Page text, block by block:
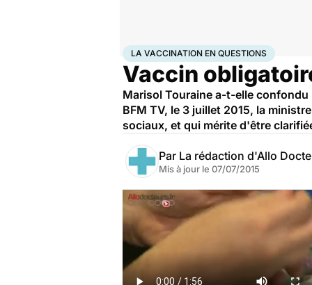
AccueilSantéLa vaccination en questions
LA VACCINATION EN QUESTIONS
Vaccin
Marisol Touraine a-t-elle
BFM TV, le 3 juillet 2015, la
sociaux, et qui mérite d'être
Par La rédaction d'Allo
Mis à jour le 07/07/2015